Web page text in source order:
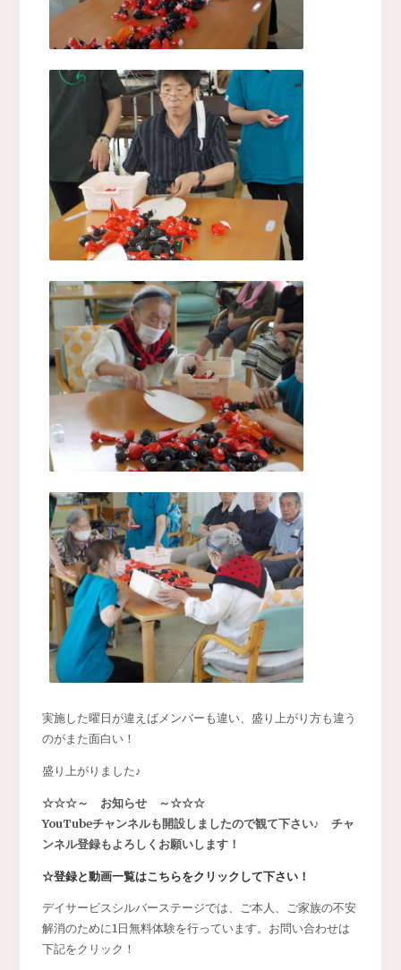
実施した曜日が違えばメンバーも違い、盛り上がり方も違う
のがまた面白い！
盛り上がりました♪
☆☆☆～ お知らせ ～☆☆☆
YouTubeチャンネルも開設しましたので観て下さい♪ チャ
ンネル登録もよろしくお願いします！
☆登録と動画一覧はこちらをクリックして下さい！
デイサービスシルバーステージでは、ご本人、ご家族の不安
解消のために1日無料体験を行っています。お問い合わせは
下記をクリック！